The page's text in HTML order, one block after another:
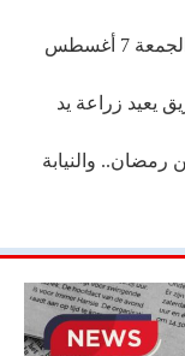
مفاجأة جديدة في سعر الذهب اليوم الجمعة 7 أغسطس
يعيد زراعة يد
رمضان.. والنيابة